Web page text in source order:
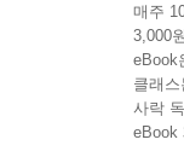
살리
---
‘박
정치
50년
“어
모실
매주
3,000
eBook
클래
사락
eBook